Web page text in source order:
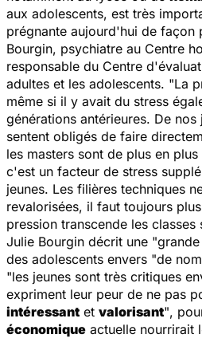
aux adolescents, est très
prégnante aujourd'hui de façon
Bourgin, psychiatre au Centre
responsable du Centre
adultes et les adolescents. "La
même si il y avait du stress
générations antérieures. De
sentent obligés de faire
les masters sont de plus en
c'est un facteur de stress
jeunes. Les filières techniques
revalorisées, il faut toujours
pression transcende les classes
Julie Bourgin décrit une "
des adolescents envers "de
"les jeunes sont très critiques
expriment leur peur de ne pas
intéressant et valorisant",
économique actuelle nourrirait